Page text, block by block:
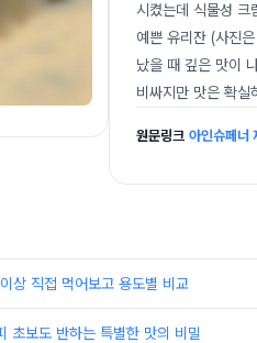
시켰는데 식물성 크
예쁜 유리잔 (사진
났을 때 깊은 맛이
비싸지만 맛은 확
원문링크 아인슈페너
상 직접 먹어보고 용도별 비교
초보도 반하는 특별한 맛의 비밀